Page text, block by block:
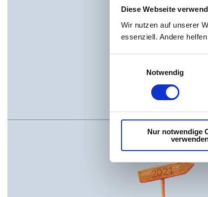
Diese Webseite
Wir nutzen auf unserer
essenziell. Andere
Notwendig
Nur notwendige